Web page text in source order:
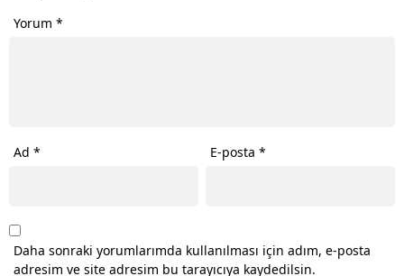
Yorum *
Ad * E-posta*
Daha sonraki yorumlarımda kullanılması için adım, e-posta
adresim ve site adresim bu tarayıcıya kaydedilsin.